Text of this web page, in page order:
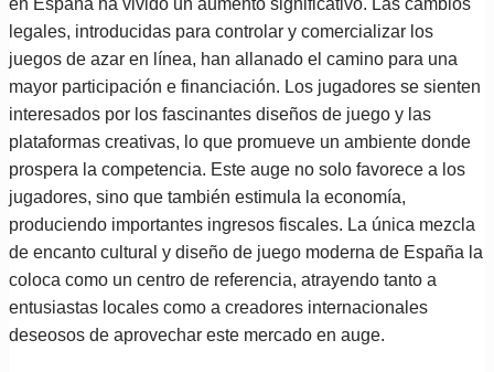
legales, introducidas para controlar y comercializar los
juegos de azar en línea, han allanado el camino para una
mayor participación e financiación. Los jugadores se sienten
interesados por los fascinantes diseños de juego y las
plataformas creativas, lo que promueve un ambiente donde
prospera la competencia. Este auge no solo favorece a los
jugadores, sino que también estimula la economía,
produciendo importantes ingresos fiscales. La única mezcla
de encanto cultural y diseño de juego moderna de España la
coloca como un centro de referencia, atrayendo tanto a
entusiastas locales como a creadores internacionales
deseosos de aprovechar este mercado en auge.